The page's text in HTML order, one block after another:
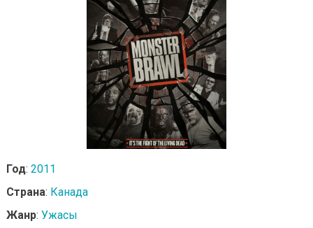
Год: 2011
Страна: Канада
Жанр: Ужасы